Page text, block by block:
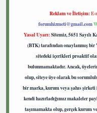
Reklam ve İletişim:
forumhizmeti@gmail.com
Yasal Uyarı:Sitemiz, 5651 Sayılı
(BTK) tarafından onaylanmış bir
sitedeki içerikleri proaktif
bulunmamaktadır. Ancak,
olup, siteye üye olarak bu
bir marka, kurum veya şahıs şirketi
kendi hazırladığımız makaleler
taşımamakta olup, gerçek kurum